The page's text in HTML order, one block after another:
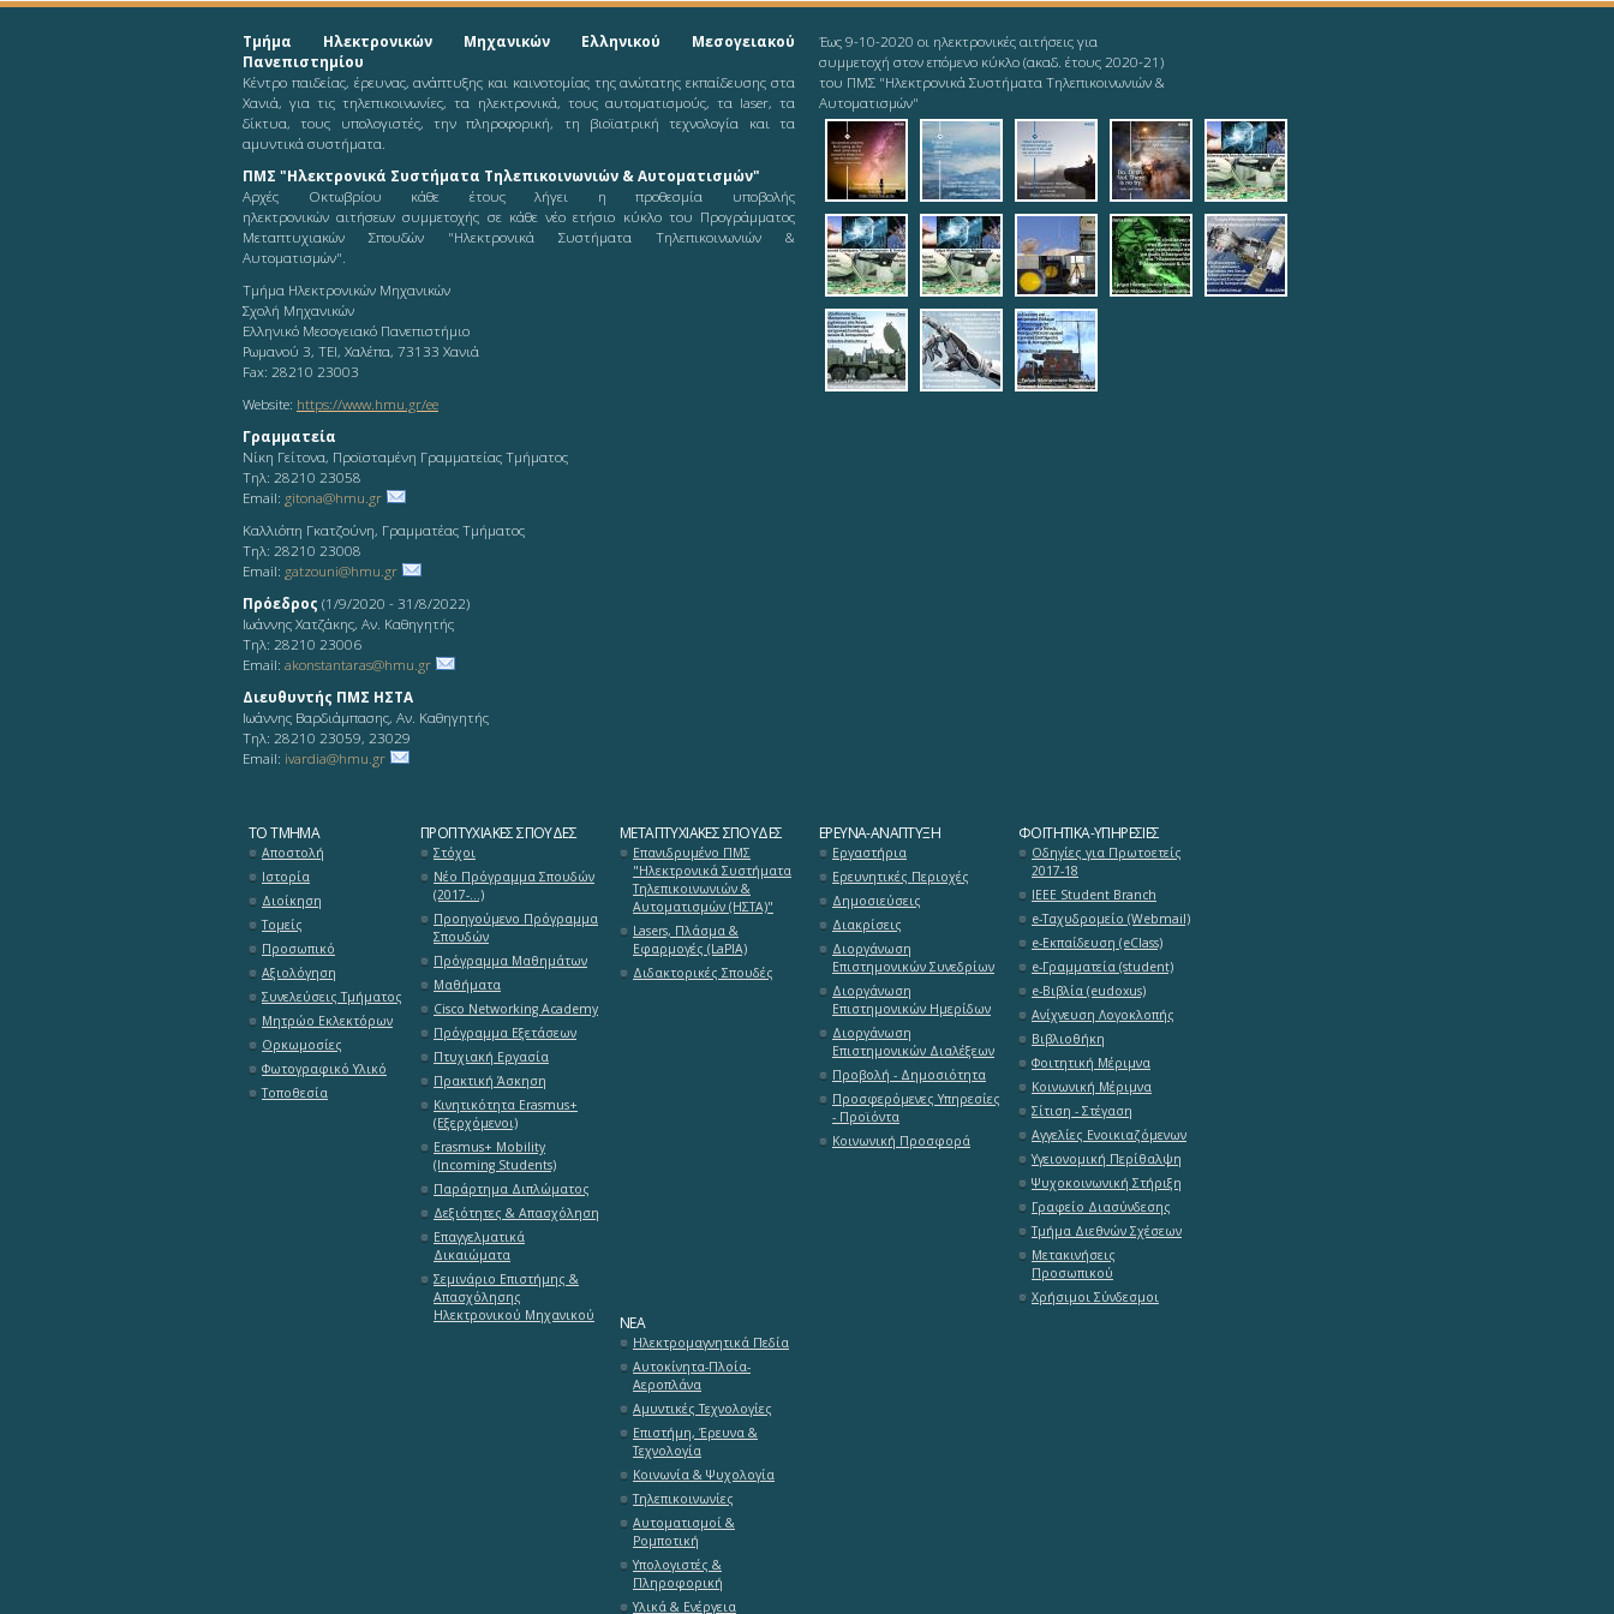
Τμήμα Ηλεκτρονικών Μηχανικών Ελληνικού Μεσογειακού
Πανεπιστημίου
Κέντρο παιδείας, έρευνας, ανάπτυξης και καινοτομίας της ανώτατης εκπαίδευσης στα
Χανιά, για τις τηλεπικοινωνίες, τα ηλεκτρονικά, τους αυτοματισμούς, τα laser, τα
δίκτυα, τους υπολογιστές, την πληροφορική, τη βιοϊατρική τεχνολογία και τα
αμυντικά συστήματα.
ΠΜΣ "Ηλεκτρονικά Συστήματα Τηλεπικοινωνιών & Αυτοματισμών"
Αρχές Οκτωβρίου κάθε έτους λήγει η προθεσμία υποβολής
ηλεκτρονικών αιτήσεων συμμετοχής σε κάθε νέο ετήσιο κύκλο του Προγράμματος
Μεταπτυχιακών Σπουδών "Ηλεκτρονικά Συστήματα Τηλεπικοινωνιών &
Αυτοματισμών".
Τμήμα Ηλεκτρονικών Μηχανικών
Σχολή Μηχανικών
Ελληνικό Μεσογειακό Πανεπιστήμιο
Ρωμανού 3, ΤΕΙ, Χαλέπα, 73133 Χανιά
Fax: 28210 23003
Website: https://www.hmu.gr/ee
Γραμματεία
Νίκη Γείτονα, Προϊσταμένη Γραμματείας Τμήματος
Τηλ: 28210 23058
Email: gitona@hmu.gr
Καλλιόπη Γκατζούνη, Γραμματέας Τμήματος
Τηλ: 28210 23008
Email: gatzouni@hmu.gr
Πρόεδρος (1/9/2020 - 31/8/2022)
Ιωάννης Χατζάκης, Αν. Καθηγητής
Τηλ: 28210 23006
Email: akonstantaras@hmu.gr
Διευθυντής ΠΜΣ ΗΣΤΑ
Ιωάννης Βαρδιάμπασης, Αν. Καθηγητής
Τηλ: 28210 23059, 23029
Email: ivardia@hmu.gr
Έως 9-10-2020 οι ηλεκτρονικές αιτήσεις για
συμμετοχή στον επόμενο κύκλο (ακαδ. έτους 2020-21)
του ΠΜΣ "Ηλεκτρονικά Συστήματα Τηλεπικοινωνιών &
Αυτοματισμών"
2019-08-11_ieee-givingup.jpg
2019-08-11_ieee-mind.jpg
2019-08-11_ieee-
odds.jpg
2019-08-11_ieee-
yoda.jpg
2019-08-
12_logotypophds.jpg
2019-08-12_logotypoista.jpg
2019-08-
21_logotypotmimatos.jpg
pictop.jpgteleautos_3.jpg
teleautos_4.jpg
teleautos_5.jpg
teleautos_6.jpg
teleautos_7.jpg
ΤΟ ΤΜΉΜΑ
Αποστολή
Ιστορία
Διοίκηση
Τομείς
Προσωπικό
Αξιολόγηση
Συνελεύσεις Τμήματος
Μητρώο Εκλεκτόρων
Ορκωμοσίες
Φωτογραφικό Υλικό
Τοποθεσία
ΠΡΟΠΤΥΧΙΑΚΈΣ ΣΠΟΥΔΈΣ
Στόχοι
Νέο Πρόγραμμα Σπουδών
(2017-...)
Προηγούμενο Πρόγραμμα
Σπουδών
Πρόγραμμα Μαθημάτων
Μαθήματα
Cisco Networking Academy
Πρόγραμμα Εξετάσεων
Πτυχιακή Εργασία
Πρακτική Άσκηση
Κινητικότητα Erasmus+
(Εξερχόμενοι)
Erasmus+ Mobility
(Incoming Students)
Παράρτημα Διπλώματος
Δεξιότητες & Απασχόληση
Επαγγελματικά
Δικαιώματα
Σεμινάριο Επιστήμης &
Απασχόλησης
Ηλεκτρονικού Μηχανικού
ΜΕΤΑΠΤΥΧΙΑΚΈΣ ΣΠΟΥΔΈΣ
Επανιδρυμένο ΠΜΣ
"Ηλεκτρονικά Συστήματα
Τηλεπικοινωνιών &
Αυτοματισμών (ΗΣΤΑ)"
Lasers, Πλάσμα &
Εφαρμογές (LaPlA)
Διδακτορικές Σπουδές
ΈΡΕΥΝΑ-ΑΝΆΠΤΥΞΗ
Εργαστήρια
Ερευνητικές Περιοχές
Δημοσιεύσεις
Διακρίσεις
Διοργάνωση
Επιστημονικών Συνεδρίων
Διοργάνωση
Επιστημονικών Ημερίδων
Διοργάνωση
Επιστημονικών Διαλέξεων
Προβολή - Δημοσιότητα
Προσφερόμενες Υπηρεσίες
- Προϊόντα
Κοινωνική Προσφορά
ΦΟΙΤΗΤΙΚΆ-ΥΠΗΡΕΣΊΕΣ
Οδηγίες για Πρωτοετείς
2017-18
ΙΕΕΕ Student Branch
e-Ταχυδρομείο (Webmail)
e-Εκπαίδευση (eClass)
e-Γραμματεία (student)
e-Βιβλία (eudoxus)
Ανίχνευση Λογοκλοπής
Βιβλιοθήκη
Φοιτητική Μέριμνα
Κοινωνική Μέριμνα
Σίτιση - Στέγαση
Αγγελίες Ενοικιαζόμενων
Υγειονομική Περίθαλψη
Ψυχοκοινωνική Στήριξη
Γραφείο Διασύνδεσης
Τμήμα Διεθνών Σχέσεων
Μετακινήσεις
Προσωπικού
Χρήσιμοι Σύνδεσμοι
ΝΈΑ
Ηλεκτρομαγνητικά Πεδία
Αυτοκίνητα-Πλοία-
Αεροπλάνα
Αμυντικές Τεχνολογίες
Επιστήμη, Έρευνα &
Τεχνολογία
Κοινωνία & Ψυχολογία
Τηλεπικοινωνίες
Αυτοματισμοί &
Ρομποτική
Υπολογιστές &
Πληροφορική
Υλικά & Ενέργεια